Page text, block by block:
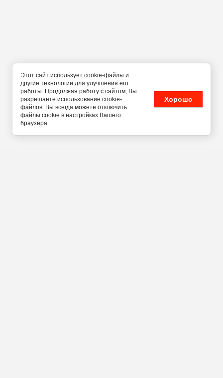
Этот сайт использует cookie-файлы и
другие технологии для улучшения его
работы. Продолжая работу с сайтом, Вы
разрешаете использование cookie-
файлов. Вы всегда можете отключить
файлы cookie в настройках Вашего
браузера.
Хорошо